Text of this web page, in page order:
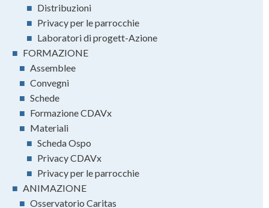
■ Distribuzioni
■ Privacy per le parrocchie
■ Laboratori di progett-Azione
■ FORMAZIONE
■ Assemblee
■ Convegni
■ Schede
■ Formazione CDAVx
■ Materiali
■ Scheda Ospo
■ Privacy CDAVx
■ Privacy per le parrocchie
■ ANIMAZIONE
■ Osservatorio Caritas